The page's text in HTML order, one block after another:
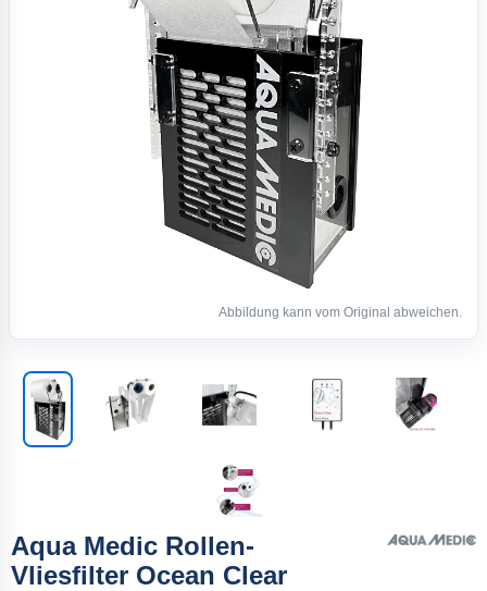
Abbildung kann vom Original abweichen.
Aqua Medic Rollen-
Vliesfilter Ocean Clear